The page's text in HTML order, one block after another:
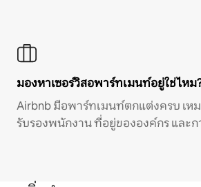
มองหาเซอร์วิสอพาร์ทเมนท์อยู่ใช่ไหม
Airbnb มีอพาร์ทเมนท์ตกแต่งครบ เห
รับรองพนักงาน ที่อยู่ขององค์กร และ